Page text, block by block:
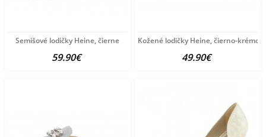
Semišové lodičky Heine, čierne
59.90€
Kožené lodičky Heine, čierno-
49.90€